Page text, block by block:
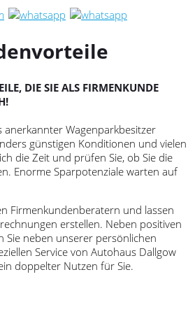
DIE SIE ALS FIRMENKUNDE
anerkannter Wagenparkbesitzer
günstigen Konditionen und vielen
die Zeit und prüfen Sie, ob Sie die
Enorme Sparpotenziale warten auf
Firmenkundenberatern und lassen
erstellen. Neben positiven
Sie neben unserer persönlichen
Service von Autohaus Dallgow
doppelter Nutzen für Sie.